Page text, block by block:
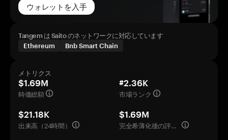
ウォレットを入手
Tangem は Saito のネットワークに対応しています
Ethereum
Bnb Smart Chain
メトリクス
$1.69M
時価総額
#2.36K
市場ランク
$21.18K
出来高（24時間）
$1.69M
完全希薄化後の評価額